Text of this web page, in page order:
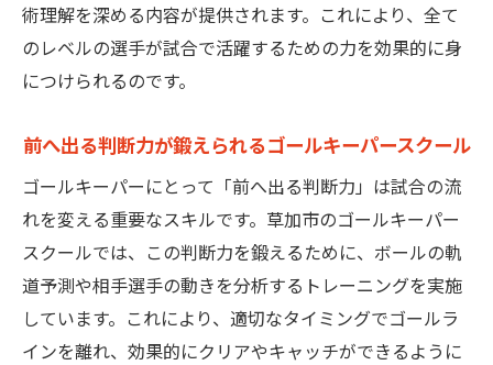
術理解を深める内容が提供されます。これにより、全て
のレベルの選手が試合で活躍するための力を効果的に身
につけられるのです。
前へ出る判断力が鍛えられるゴールキーパースクール
ゴールキーパーにとって「前へ出る判断力」は試合の流
れを変える重要なスキルです。草加市のゴールキーパー
スクールでは、この判断力を鍛えるために、ボールの軌
道予測や相手選手の動きを分析するトレーニングを実施
しています。これにより、適切なタイミングでゴールラ
インを離れ、効果的にクリアやキャッチができるように